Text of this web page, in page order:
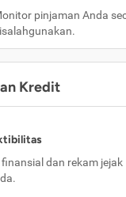
pinjaman Anda
Kredit
dan rekam jejak